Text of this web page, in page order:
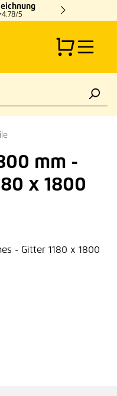
4.78/5
mm -
x 1800